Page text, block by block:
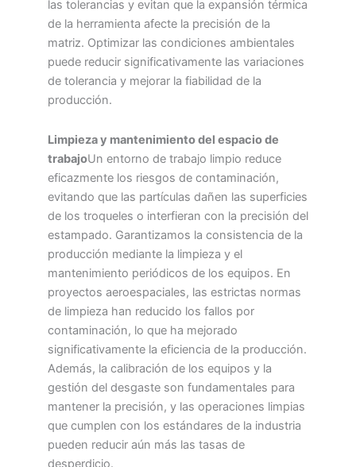
las tolerancias y evitan que la expansión térmica
de la herramienta afecte la precisión de la
matriz. Optimizar las condiciones ambientales
puede reducir significativamente las variaciones
de tolerancia y mejorar la fiabilidad de la
producción.
Limpieza y mantenimiento del espacio de
trabajoUn entorno de trabajo limpio reduce
eficazmente los riesgos de contaminación,
evitando que las partículas dañen las superficies
de los troqueles o interfieran con la precisión del
estampado. Garantizamos la consistencia de la
producción mediante la limpieza y el
mantenimiento periódicos de los equipos. En
proyectos aeroespaciales, las estrictas normas
de limpieza han reducido los fallos por
contaminación, lo que ha mejorado
significativamente la eficiencia de la producción.
Además, la calibración de los equipos y la
gestión del desgaste son fundamentales para
mantener la precisión, y las operaciones limpias
que cumplen con los estándares de la industria
pueden reducir aún más las tasas de
desperdicio.